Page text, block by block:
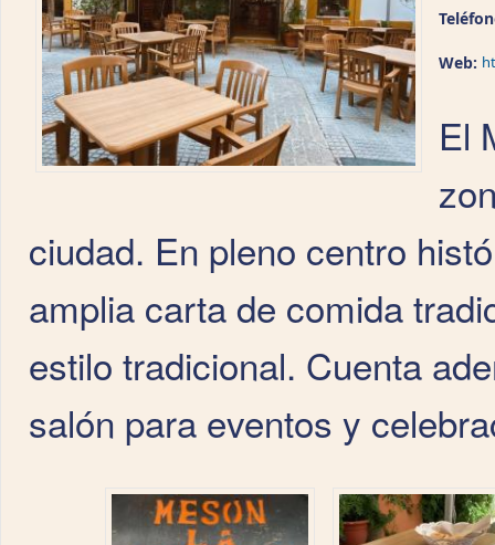
Web:
El
ciudad. En pleno centro
amplia carta de comida
estilo tradicional. Cuenta
salón para eventos y